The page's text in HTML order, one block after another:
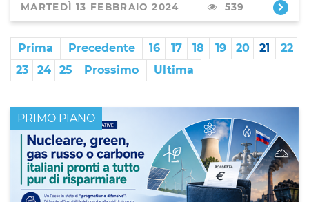
MARTEDÌ 13 FEBBRAIO 2024 539
Prima Precedente 16 17 18 19 20 21
22
23
24 25 Prossimo Ultima
PRIMO PIANO